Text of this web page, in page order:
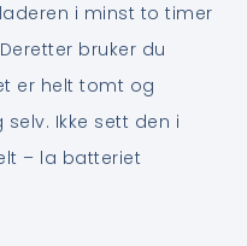
i minst to timer
bruker du
er helt tomt og
Ikke sett den i
– la batteriet